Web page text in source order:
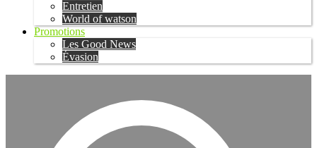
Entretien
World of watson
Promotions
Les Good News
Évasion